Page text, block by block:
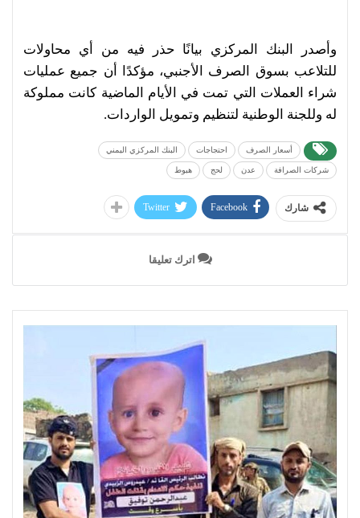
وأصدر البنك المركزي بيانًا حذر فيه من أي محاولات
للتلاعب بسوق الصرف الأجنبي، مؤكدًا أن جميع عمليات
شراء العملات التي تمت في الأيام الماضية كانت مملوكة
له وللجنة الوطنية لتنظيم وتمويل الواردات.
أسعار الصرف احتجاجات البنك المركزي اليمني
شركات الصرافة عدن لحج هبوط
شارك Facebook
Twitter
اترك تعليقا